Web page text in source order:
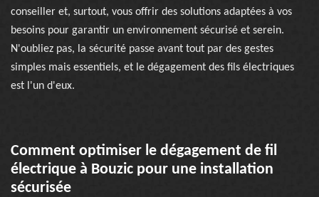
conseiller et, surtout, vous offrir des solutions adaptées à vos
besoins pour garantir un environnement sécurisé et serein.
N'oubliez pas, la sécurité passe avant tout par des gestes
simples mais essentiels, et le dégagement des fils électriques
est l'un d'eux.
Comment optimiser le dégagement de fil
électrique à Bouzic pour une installation
sécurisée